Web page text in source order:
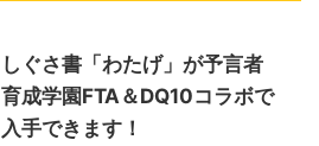
しぐさ書「わたげ」が予言者
育成学園FTA＆DQ10コラボで
入手できます！